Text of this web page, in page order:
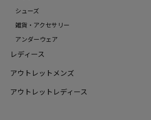
シューズ
雑貨・アクセサリー
アンダーウェア
レディース
アウトレットメンズ
アウトレットレディース